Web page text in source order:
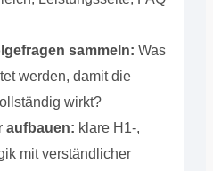
sammeln: Was
werden, damit die
wirkt?
aufbauen: klare H1-,
mit verständlicher